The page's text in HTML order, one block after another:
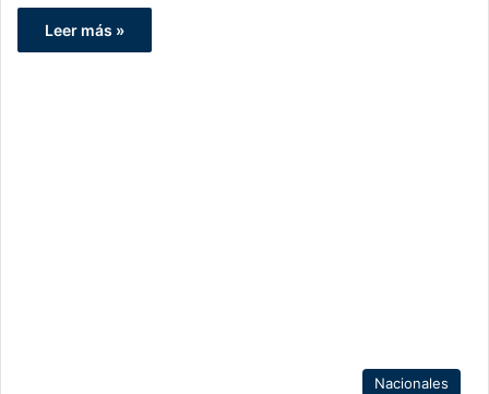
Leer más »
Nacionales